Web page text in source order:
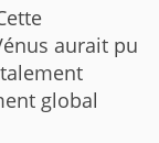
aurait pu
global